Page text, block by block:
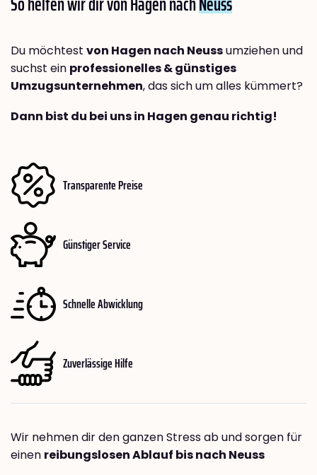
Du möchtest von Hagen nach Neussumziehen und
suchst ein professionelles & günstiges
Umzugsunternehmen, das sich um alles kümmert?
Dann bist du bei uns in Hagen genau richtig!
Transparente Preise
Günstiger Service
Schnelle Abwicklung
Zuverlässige Hilfe
Wir nehmen dir den ganzen Stress ab und sorgen für
einen reibungslosen Ablauf bis nach Neuss